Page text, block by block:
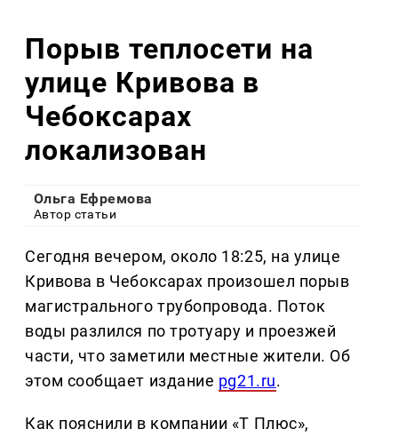
Порыв теплосети на
улице Кривова в
Чебоксарах
локализован
Ольга Ефремова
Автор статьи
Сегодня вечером, около 18:25, на улице
Кривова в Чебоксарах произошел порыв
магистрального трубопровода. Поток
воды разлился по тротуару и проезжей
части, что заметили местные жители. Об
этом сообщает издание pg21.ru.
Как пояснили в компании «Т Плюс»,